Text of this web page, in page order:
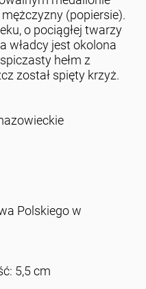
(popiersie).
o pociągłej twarzy
władcy jest okolona
hełm z
został spięty krzyż.
Polskiego w
5,5 cm